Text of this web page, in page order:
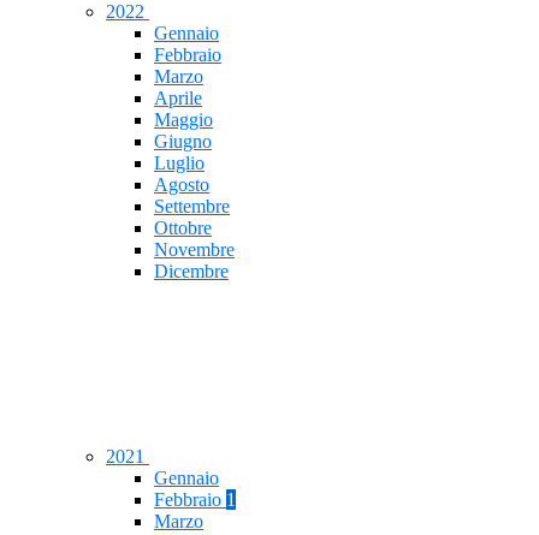
2022
Gennaio
Febbraio
Marzo
Aprile
Maggio
Giugno
Luglio
Agosto
Settembre
Ottobre
Novembre
Dicembre
2021
Gennaio
Febbraio 1
Marzo